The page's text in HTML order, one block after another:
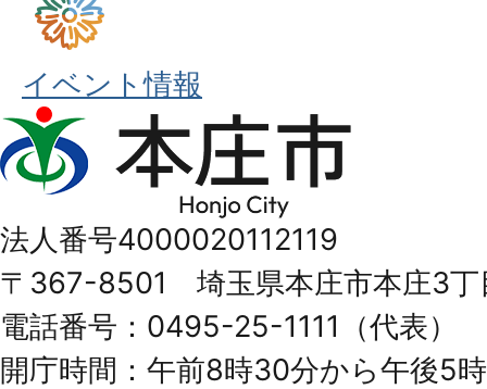
イベント情報
本
庄
Honjo
City
法人番号4000020112119
〒367-8501 埼玉県本庄市本庄3丁
電話番号：0495-25-1111（代表）
開庁時間：午前8時30分から午後5